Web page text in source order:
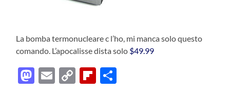
La bomba termonucleare c l’ho, mi manca solo questo
comando. L’apocalisse dista solo $49.99
Mastodon
EmailCopyFlipboard